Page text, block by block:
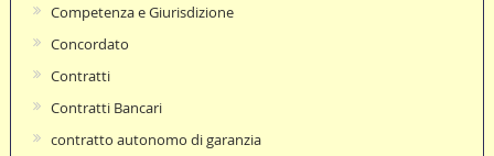
Competenza e Giurisdizione
Concordato
Contratti
Contratti Bancari
contratto autonomo di garanzia